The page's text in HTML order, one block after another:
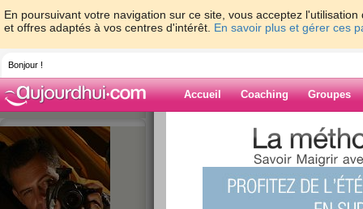
En poursuivant votre navigation sur ce site, vous acceptez
et offres adaptés à vos centres d'intérêt. En savoir plus et gérer ces
Bonjour !
Accueil Coaching Groupes
> regispeugniez >
Blog de